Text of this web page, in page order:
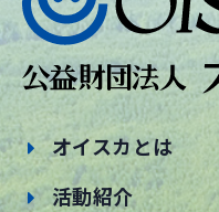
オイスカとは
活動紹介